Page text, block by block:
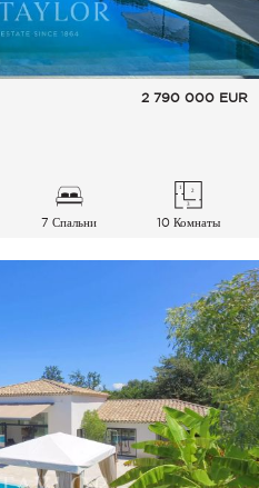
2 790 000 EUR
7 Спальни 10 Комнаты